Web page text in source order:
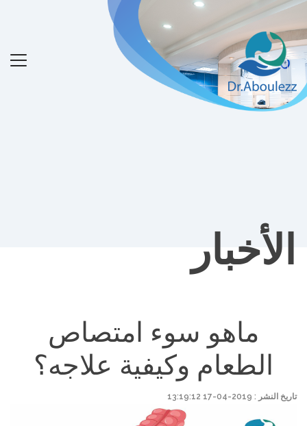
الأخبار
ماهو سوء امتصاص
الطعام وكيفية علاجه؟
تاريخ النشر : 2019-04-17 13:19:12